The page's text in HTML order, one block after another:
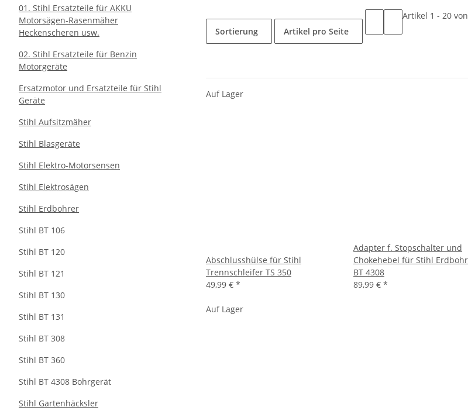
Sortierung Artikel pro Seite
Artikel 1 - 20
Auf Lager
Abschlusshülse für Stihl
Trennschleifer TS 350
49,99 € *
Adapter f. Stopschalter und
Chokehebel für Stihl
BT 4308
89,99 € *
Auf Lager
01. Stihl Ersatzteile für AKKU
Motorsägen-Rasenmäher
Heckenscheren usw.
02. Stihl Ersatzteile für Benzin
Motorgeräte
Ersatzmotor und Ersatzteile für Stihl
Geräte
Stihl Aufsitzmäher
Stihl Blasgeräte
Stihl Elektro-Motorsensen
Stihl Elektrosägen
Stihl Erdbohrer
Stihl BT 106
Stihl BT 120
Stihl BT 121
Stihl BT 130
Stihl BT 131
Stihl BT 308
Stihl BT 360
Stihl BT 4308 Bohrgerät
Stihl Gartenhäcksler